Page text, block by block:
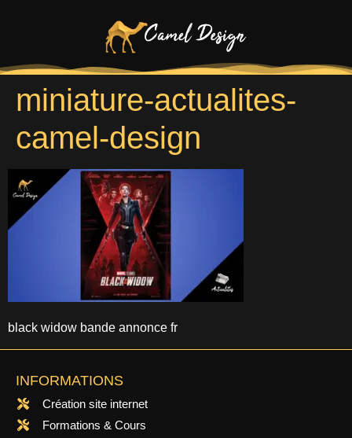
miniature-actualites-
camel-design
black widow bande annonce fr
INFORMATIONS
Création site internet
Formations & Cours